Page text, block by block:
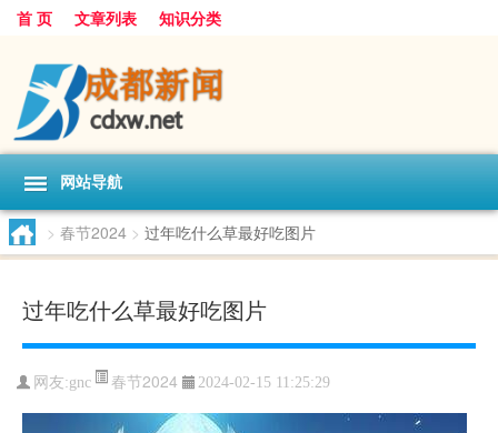
首 页 文章列表 知识分类
网站导航
> 春节2024 > 过年吃什么草最好吃图片
过年吃什么草最好吃图片
网友:gnc 春节2024 2024-02-15 11:25:29